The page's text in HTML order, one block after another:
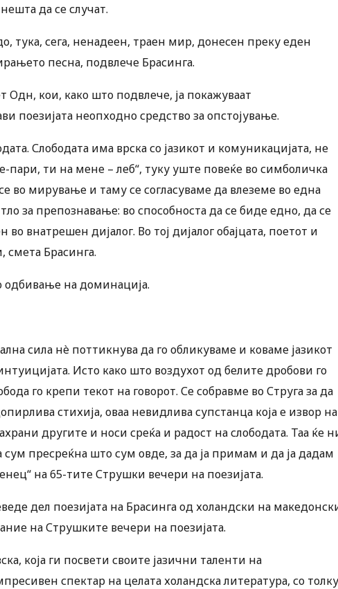
да се случат.
тука, сега, ненадеен, траен мир, донесен преку еден
песна, подвлече Брасинга.
Одн, кои, како што подвлече, ја покажуваат
поезијата неопходно средство за опстојување.
Слободата има врска со јазикот и комуникацијата, не
пари, ти на мене – леб“, туку уште повеќе во симболичка
во мирување и таму се согласуваме да влеземе во една
за препознавање: во способноста да се биде едно, да се
внатрешен дијалог. Во тој дијалог обајцата, поетот и
смета Брасинга.
одбивање на доминација.
сила нè поттикнува да го обликуваме и коваме јазикот
Исто како што воздухот од белите дробови го
го крепи текот на говорот. Се собравме во Струга за да
стихија, оваа невидлива супстанца која е извор на
другите и носи среќа и радост на слободата. Таа ќе
пресреќна што сум овде, за да ја примам и да ја дадам
на 65-тите Струшки вечери на поезијата.
дел поезијата на Брасинга од холандски на
на Струшките вечери на поезијата.
која ги посвети своите јазични таленти на
спектар на целата холандска литература, со толку